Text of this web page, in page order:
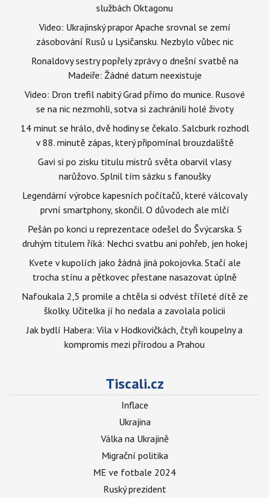
službách Oktagonu
Video: Ukrajinský prapor Apache srovnal se zemí
zásobování Rusů u Lysičansku. Nezbylo vůbec nic
Ronaldovy sestry popřely zprávy o dnešní svatbě na
Madeiře: Žádné datum neexistuje
Video: Dron trefil nabitý Grad přímo do munice. Rusové
se na nic nezmohli, sotva si zachránili holé životy
14 minut se hrálo, dvě hodiny se čekalo. Salcburk rozhodl
v 88. minutě zápas, který připomínal brouzdaliště
Gavi si po zisku titulu mistrů světa obarvil vlasy
narůžovo. Splnil tím sázku s fanoušky
Legendární výrobce kapesních počítačů, které válcovaly
první smartphony, skončil. O důvodech ale mlčí
Pešán po konci u reprezentace odešel do Švýcarska. S
druhým titulem říká: Nechci svatbu ani pohřeb, jen hokej
Kvete v kupolích jako žádná jiná pokojovka. Stačí ale
trocha stínu a pětkovec přestane nasazovat úplně
Nafoukala 2,5 promile a chtěla si odvést tříleté dítě ze
školky. Učitelka jí ho nedala a zavolala policii
Jak bydlí Habera: Vila v Hodkovičkách, čtyři koupelny a
kompromis mezi přírodou a Prahou
Tiscali.cz
Inflace
Ukrajina
Válka na Ukrajině
Migrační politika
ME ve fotbale 2024
Ruský prezident